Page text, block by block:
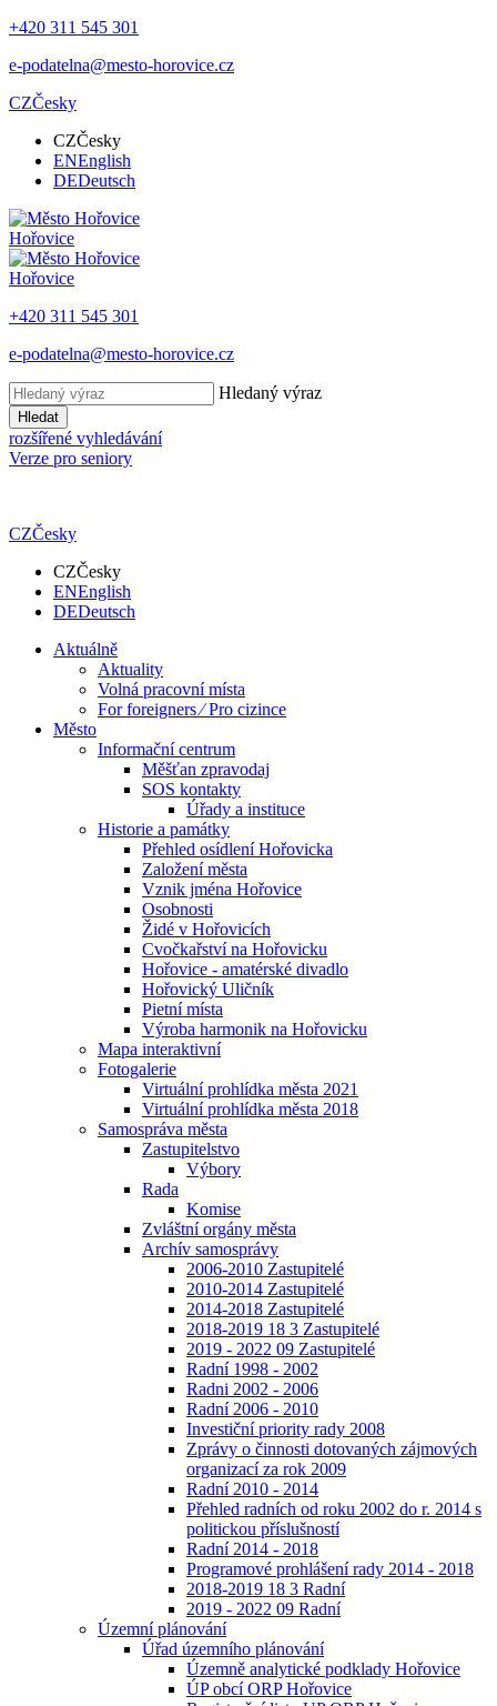
+420 311 545 301
e-podatelna@mesto-horovice.cz
CZČesky
CZČesky
ENEnglish
DEDeutsch
Hořovice
Hořovice
+420 311 545 301
e-podatelna@mesto-horovice.cz
Hledaný výraz
Hledat
rozšířené vyhledávání
Verze pro seniory
CZČesky
CZČesky
ENEnglish
DEDeutsch
Aktuálně
Aktuality
Volná pracovní místa
For foreigners ⁄ Pro cizince
Město
Informační centrum
Měšťan zpravodaj
SOS kontakty
Úřady a instituce
Historie a památky
Přehled osídlení Hořovicka
Založení města
Vznik jména Hořovice
Osobnosti
Židé v Hořovicích
Cvočkařství na Hořovicku
Hořovice - amatérské divadlo
Hořovický Uličník
Pietní místa
Výroba harmonik na Hořovicku
Mapa interaktivní
Fotogalerie
Virtuální prohlídka města 2021
Virtuální prohlídka města 2018
Samospráva města
Zastupitelstvo
Výbory
Rada
Komise
Zvláštní orgány města
Archív samosprávy
2006-2010 Zastupitelé
2010-2014 Zastupitelé
2014-2018 Zastupitelé
2018-2019 18 3 Zastupitelé
2019 - 2022 09 Zastupitelé
Radní 1998 - 2002
Radni 2002 - 2006
Radní 2006 - 2010
Investiční priority rady 2008
Zprávy o činnosti dotovaných zájmových
organizací za rok 2009
Radní 2010 - 2014
Přehled radních od roku 2002 do r. 2014 s
politickou příslušností
Radní 2014 - 2018
Programové prohlášení rady 2014 - 2018
2018-2019 18 3 Radní
2019 - 2022 09 Radní
Územní plánování
Úřad územního plánování
Územně analytické podklady Hořovice
ÚP obcí ORP Hořovice